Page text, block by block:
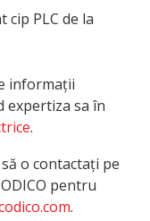
cip PLC de la
informații
expertiza sa în
.
o contactați pe
pentru
.